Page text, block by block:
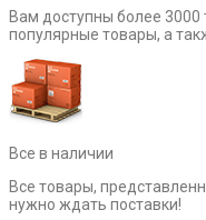
Вам доступны более 3000
популярные товары, а
Все в наличии
Все товары,
нужно ждать поставки!